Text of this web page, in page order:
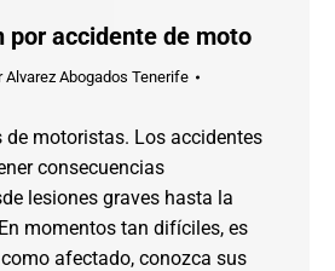
por accidente de moto
Alvarez Abogados Tenerife
de motoristas. Los accidentes
consecuencias
lesiones graves hasta la
momentos tan difíciles, es
afectado, conozca sus